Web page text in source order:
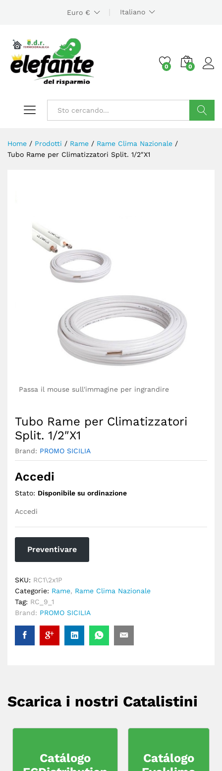
Euro € Italiano
0 0
Home / Prodotti / Rame / Rame Clima Nazionale /
Tubo Rame per Climatizzatori Split. 1/2″X1
Passa il mouse sull'immagine per ingrandire
Tubo Rame per Climatizzatori
Split. 1/2″X1
Brand: PROMO SICILIA
Accedi
Stato: Disponibile su ordinazione
Accedi
Preventivare
SKU: RC1\2x1P
Categorie: Rame, Rame Clima Nazionale
Tag: RC_9_1
Brand: PROMO SICILIA
Scarica i nostri Catalistini
Catálogo
Catálogo